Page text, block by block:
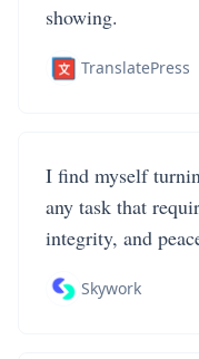
showing.
TranslatePress
I find myself
any task that
integrity, and
Skywork